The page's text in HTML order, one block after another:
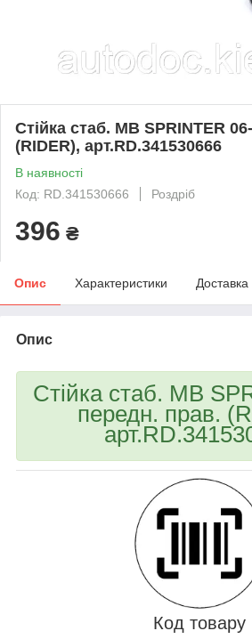
Стійка стаб. MB SPRINTER
(RIDER), арт.RD.341530666
В наявності
Код: RD.341530666
Роздріб
396 ₴
Опис Характеристики Доставка
Опис
Стійка стаб. MB
передн. прав.
Код товару